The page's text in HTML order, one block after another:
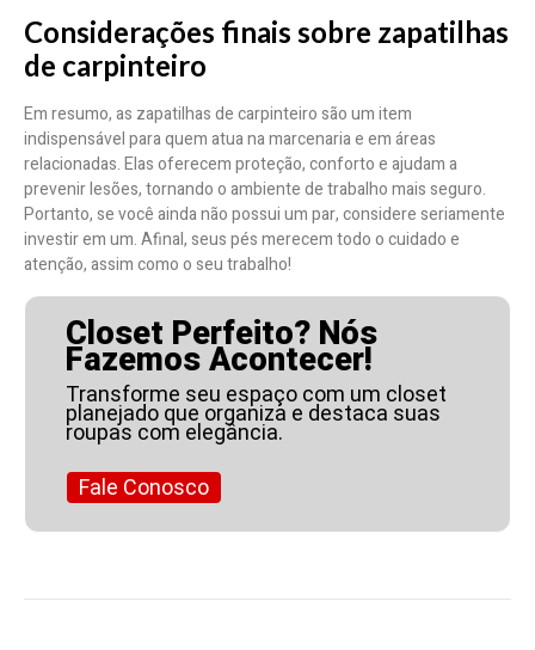
Considerações finais sobre zapatilhas
de carpinteiro
Em resumo, as zapatilhas de carpinteiro são um item
indispensável para quem atua na marcenaria e em áreas
relacionadas. Elas oferecem proteção, conforto e ajudam a
prevenir lesões, tornando o ambiente de trabalho mais seguro.
Portanto, se você ainda não possui um par, considere seriamente
investir em um. Afinal, seus pés merecem todo o cuidado e
atenção, assim como o seu trabalho!
Closet Perfeito? Nós
Fazemos Acontecer!
Transforme seu espaço com um closet
planejado que organiza e destaca suas
roupas com elegância.
Fale Conosco